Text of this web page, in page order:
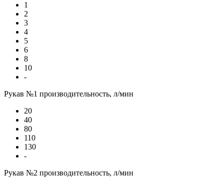
1
2
3
4
5
6
8
10
-
Рукав №1 производительность, л/мин
20
40
80
110
130
-
Рукав №2 производительность, л/мин